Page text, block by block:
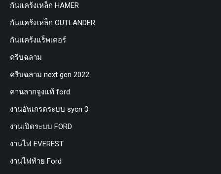
กันแคร้งเหล็ก HAMER
กันแคร้งเหล็ก OUTLANDER
กันแคร้งแร็พเตอร์
ครีบฉลาม
ครีบฉลาม next gen 2022
คานลากจูงแท้ ford
งานอัพเกรดระบบ sycn 3
งานเปิดระบบ FORD
งานไฟ EVEREST
งานไฟท้าย Ford